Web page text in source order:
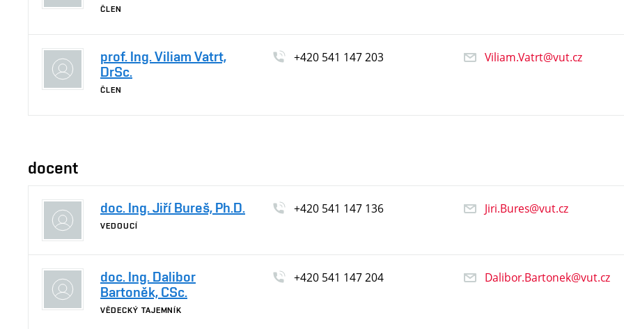
ČLEN
prof. Ing. Viliam Vatrt,
DrSc.
ČLEN
+420541 147203 Viliam.Vatrt@vut.cz
docent
doc. Ing. Jiří Bureš, Ph.D.
VEDOUCÍ
+420541 147136 Jiri.Bures@vut.cz
doc. Ing. Dalibor
Bartoněk, CSc.
VĚDECKÝ TAJEMNÍK
+420541 147204 Dalibor.Bartonek@vut.cz